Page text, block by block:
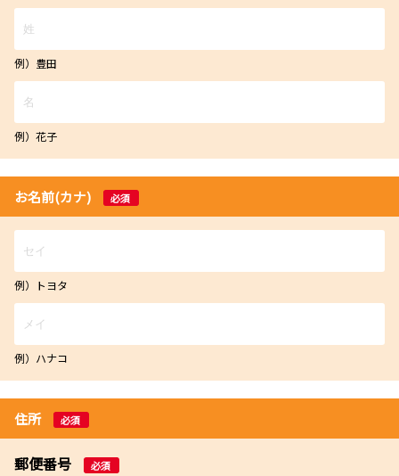
例）豊田
例）花子
お名前(カナ) 必須
例）トヨタ
例）ハナコ
住所 必須
郵便番号 必須